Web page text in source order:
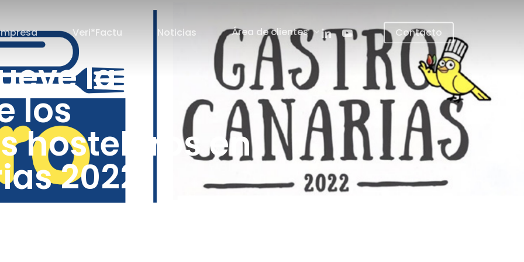
Veri*Factu Noticias Área de clientes linkedinyoutube Contacto
la
los
hosteleros en
2022